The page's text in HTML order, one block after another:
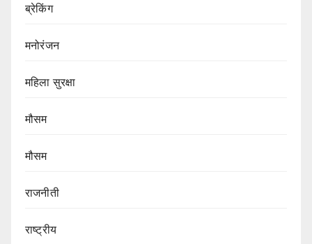
ब्रेकिंग
मनोरंजन
महिला सुरक्षा
मौसम
मौसम
राजनीती
राष्ट्रीय